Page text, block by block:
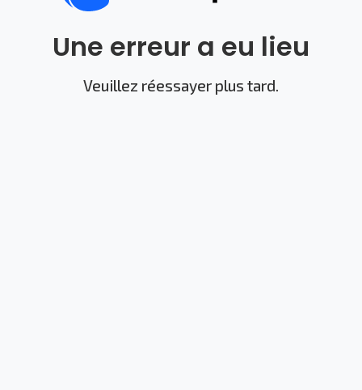
Une erreur a eu lieu
Veuillez réessayer plus tard.